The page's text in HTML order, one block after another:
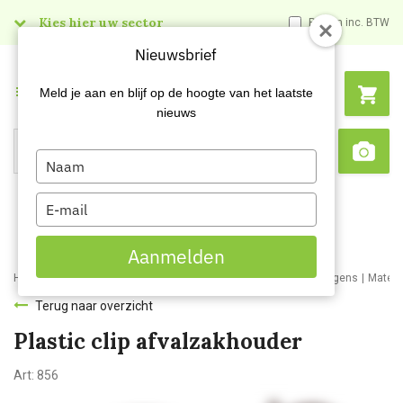
Kies hier uw sector Prijzen inc. BTW
Search
Menu
Home Webshop Schoonmaakartikelen Materiaal- en werkwagens
Terug naar overzicht
Plastic clip afvalzakhouder
Art: 856
Nieuwsbrief
Meld je aan en blijf op de hoogte van het laatste
nieuws
Type
your
name
Type
your
email
Aanmelden